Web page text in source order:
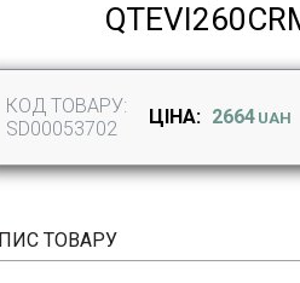
КОД ТОВАРУ:
SD00053702
ЦІНА: 2664 UAH
ТОВАРУ